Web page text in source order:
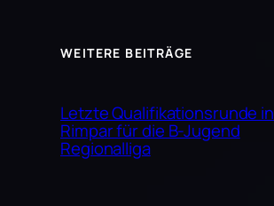
WEITERE BEITRÄGE
Letzte Qualifikationsrunde in
Rimpar für die B-Jugend
Regionalliga